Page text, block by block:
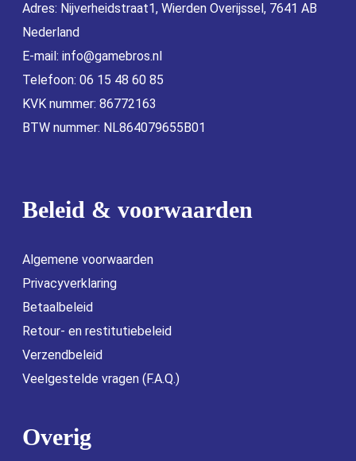
Adres: Nijverheidstraat1, Wierden Overijssel, 7641 AB
Nederland
E-mail: info@gamebros.nl
Telefoon: 06 15 48 60 85
KVK nummer: 86772163
BTW nummer: NL864079655B01
Beleid & voorwaarden
Algemene voorwaarden
Privacyverklaring
Betaalbeleid
Retour- en restitutiebeleid
Verzendbeleid
Veelgestelde vragen (F.A.Q.)
Overig